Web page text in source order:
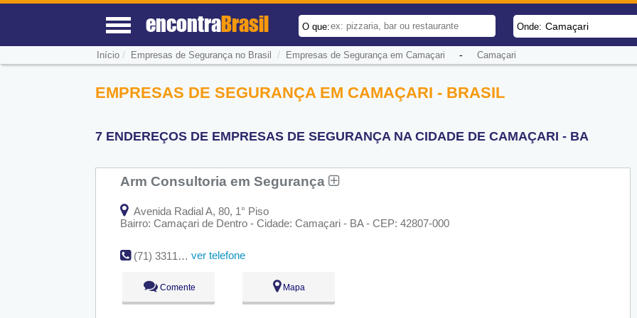
encontraBrasil O que: Onde: Camaçari
Início/ Empresas de Segurança no Brasil / Empresas de Segurança em Camaçari - Camaçari
EMPRESAS DE SEGURANÇA EM CAMAÇARI - BRASIL
7 ENDEREÇOS DE EMPRESAS DE SEGURANÇA NA CIDADE DE CAMAÇARI - BA
Arm Consultoria em Segurança
Avenida Radial A, 80, 1° Piso
Bairro: Camaçari de Dentro - Cidade: Camaçari - BA - CEP: 42807-000
(71) 3311-0800 ver telefone
Comente Mapa